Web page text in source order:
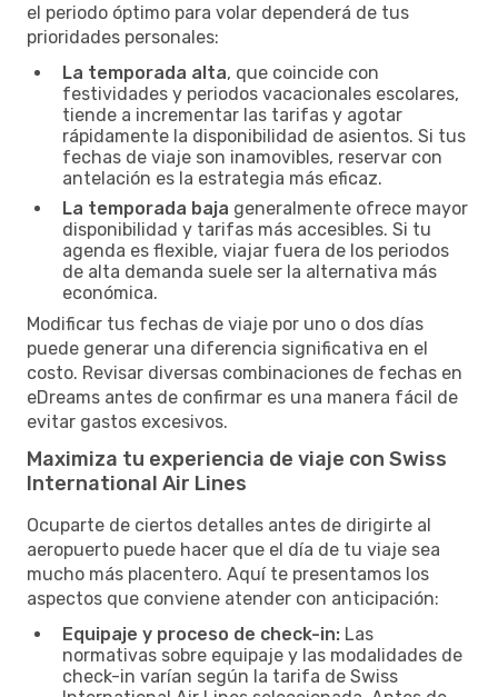
el periodo óptimo para volar dependerá de tus
prioridades personales:
La temporada alta, que coincide con
festividades y periodos vacacionales escolares,
tiende a incrementar las tarifas y agotar
rápidamente la disponibilidad de asientos. Si tus
fechas de viaje son inamovibles, reservar con
antelación es la estrategia más eficaz.
La temporada baja generalmente ofrece mayor
disponibilidad y tarifas más accesibles. Si tu
agenda es flexible, viajar fuera de los periodos
de alta demanda suele ser la alternativa más
económica.
Modificar tus fechas de viaje por uno o dos días
puede generar una diferencia significativa en el
costo. Revisar diversas combinaciones de fechas en
eDreams antes de confirmar es una manera fácil de
evitar gastos excesivos.
Maximiza tu experiencia de viaje con Swiss
International Air Lines
Ocuparte de ciertos detalles antes de dirigirte al
aeropuerto puede hacer que el día de tu viaje sea
mucho más placentero. Aquí te presentamos los
aspectos que conviene atender con anticipación:
Equipaje y proceso de check-in: Las
normativas sobre equipaje y las modalidades de
check-in varían según la tarifa de Swiss